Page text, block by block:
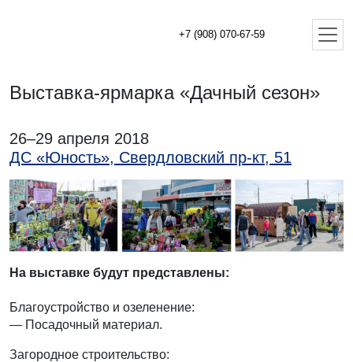
+7 (908) 070-67-59
Выставка-ярмарка «Дачный сезон»
26–29 апреля 2018
ДС «Юность», Свердловский пр-кт, 51
На выставке будут представлены:
Благоустройство и озеленение:
— Посадочный материал.
Загородное строительство: